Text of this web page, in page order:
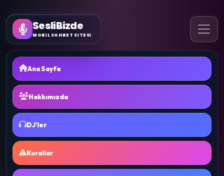
SesliBizde
MOBİL SOHBET SİTESİ
Ana Sayfa
Hakkımızda
DJ'ler
Kurallar